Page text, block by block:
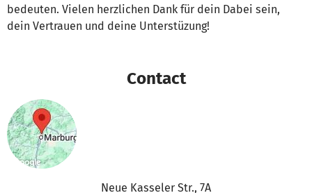
bedeuten. Vielen herzlichen Dank für dein Dabei sein,
dein Vertrauen und deine Unterstüzung!
Contact
Neue Kasseler Str., 7A